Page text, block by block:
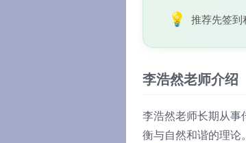
💡 推荐先签到
李浩然老师介绍
李浩然老师长期从事
衡与自然和谐的理论